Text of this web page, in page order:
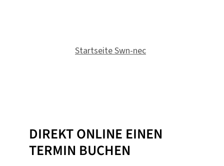
Startseite Swn-nec
DIREKT ONLINE EINEN
TERMIN BUCHEN